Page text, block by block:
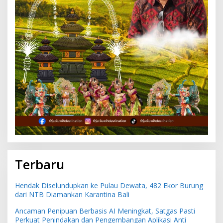
Terbaru
Hendak Diselundupkan ke Pulau Dewata, 482 Ekor Burung
dari NTB Diamankan Karantina Bali
Ancaman Penipuan Berbasis AI Meningkat, Satgas Pasti
Perkuat Penindakan dan Pengembangan Aplikasi Anti